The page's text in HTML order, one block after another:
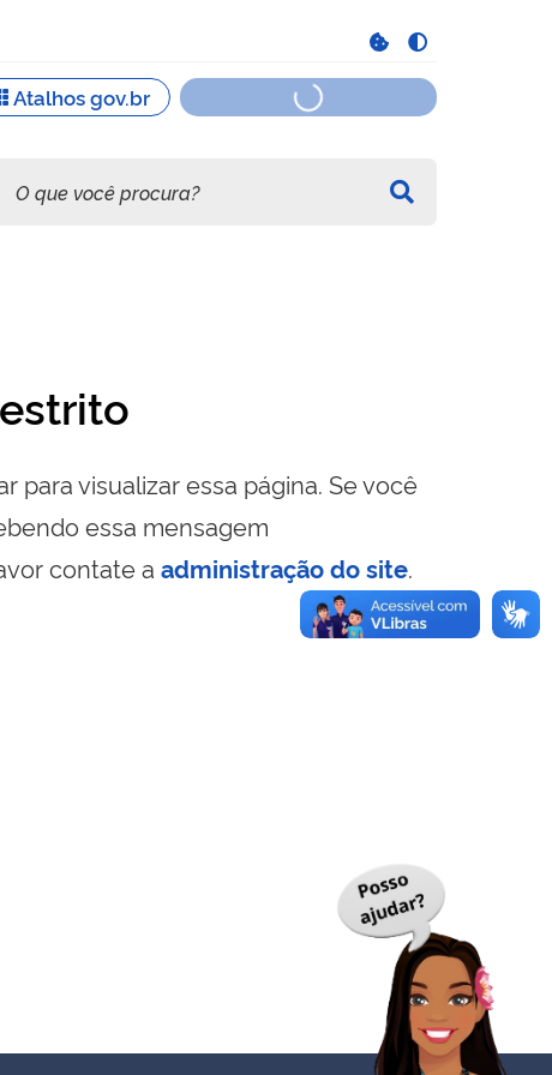
para visualizar essa página. Se você
essa mensagem
contate a administração do site.